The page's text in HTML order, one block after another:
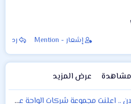
إشعار - Mention رد
مشاهدة عرض المزيد
اعلنت مجموعة شركات الواحة عن استمارات التقديم على عدد من الوظائف